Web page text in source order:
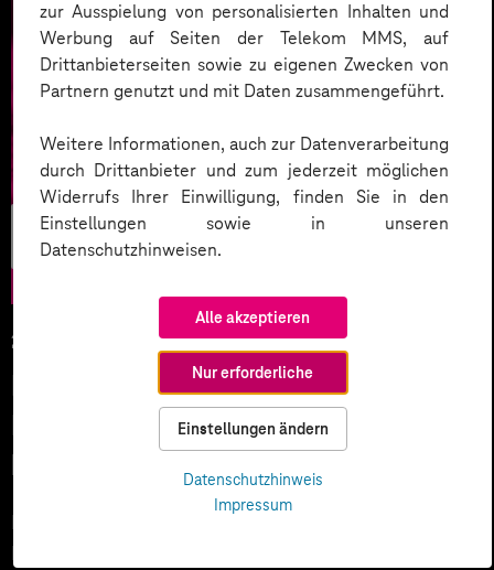
zur Ausspielung von personalisierten Inhalten und
Werbung auf Seiten der Telekom MMS, auf
Drittanbieterseiten sowie zu eigenen Zwecken von
Partnern genutzt und mit Daten zusammengeführt.
Weitere Informationen, auch zur Datenverarbeitung
durch Drittanbieter und zum jederzeit möglichen
Widerrufs Ihrer Einwilligung, finden Sie in den
Einstellungen sowie in unseren
Datenschutzhinweisen.
Alle akzeptieren
Nur erforderliche
Einstellungen ändern
Datenschutzhinweis
Impressum
Agile Work &
Culture
29.08.2023
Non-Desk-Worker dank digitaler
Mitarbeiter-Kommunikation
besser einbinden
In einer modernen Arbeitswelt, in der digitale
Prozesse die Zusammenarbeit und Kommunikation